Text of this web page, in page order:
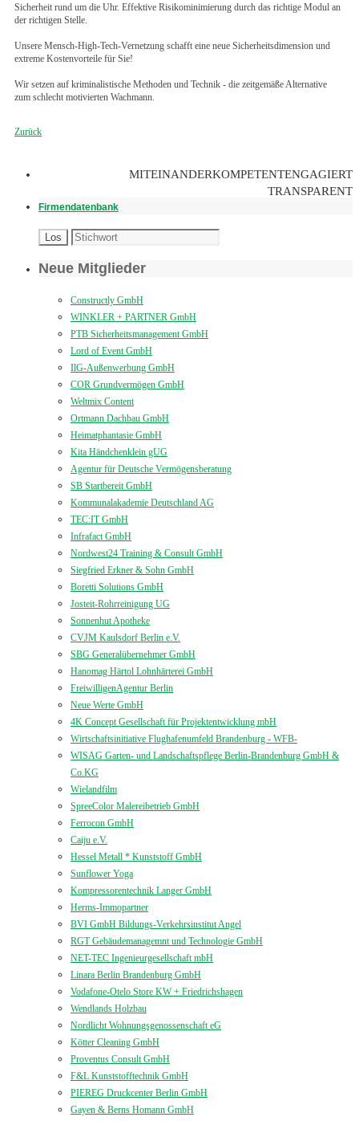
Sicherheit rund um die Uhr. Effektive Risikominimierung durch das richtige Modul an
der richtigen Stelle.
Unsere Mensch-High-Tech-Vernetzung schafft eine neue Sicherheitsdimension und
extreme Kostenvorteile für Sie!
Wir setzen auf kriminalistische Methoden und Technik - die zeitgemäße Alternative
zum schlecht motivierten Wachmann.
Zurück
ENGAGIERT
KOMPETENT
MITEINANDER
TRANSPARENT
Firmendatenbank
Neue Mitglieder
Constructly GmbH
WINKLER + PARTNER GmbH
PTB Sicherheitsmanagement GmbH
Lord of Event GmbH
IlG-Außenwerbung GmbH
COR Grundvermögen GmbH
Weltmix Content
Ortmann Dachbau GmbH
Heimatphantasie GmbH
Kita Händchenklein gUG
Agentur für Deutsche Vermögensberatung
SB Startbereit GmbH
Kommunalakademie Deutschland AG
TEC:IT GmbH
Infrafact GmbH
Nordwest24 Training & Consult GmbH
Siegfried Erkner & Sohn GmbH
Boretti Solutions GmbH
Josteit-Rohrreinigung UG
Sonnenhut Apotheke
CVJM Kaulsdorf Berlin e.V.
SBG Generalübernehmer GmbH
Hanomag Härtol Lohnhärterei GmbH
FreiwilligenAgentur Berlin
Neue Werte GmbH
4K Concept Gesellschaft für Projektentwicklung mbH
Wirtschaftsinitiative Flughafenumfeld Brandenburg - WFB-
WISAG Garten- und Landschaftspflege Berlin-Brandenburg GmbH &
Co.KG
Wielandfilm
SpreeColor Malereibetrieb GmbH
Ferrocon GmbH
Caiju e.V.
Hessel Metall * Kunststoff GmbH
Sunflower Yoga
Kompressorentechnik Langer GmbH
Herms-Immopartner
BVI GmbH Bildungs-Verkehrsinstitut Angel
RGT Gebäudemanagemnt und Technologie GmbH
NET-TEC Ingenieurgesellschaft mbH
Linara Berlin Brandenburg GmbH
Vodafone-Otelo Store KW + Friedrichshagen
Wendlands Holzbau
Nordlicht Wohnungsgenossenschaft eG
Kötter Cleaning GmbH
Proventus Consult GmbH
F&L Kunststofftechnik GmbH
PIEREG Druckcenter Berlin GmbH
Gayen & Berns Homann GmbH